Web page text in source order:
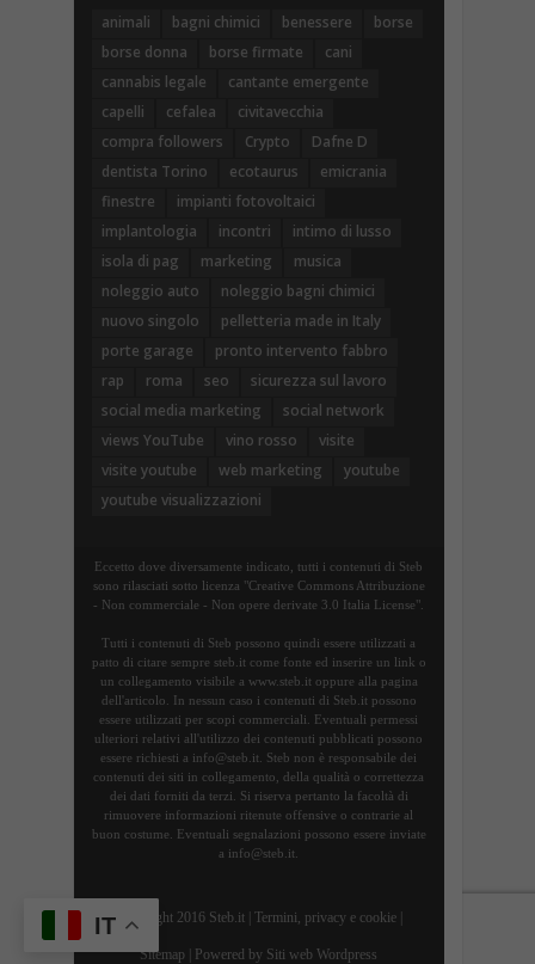
animali bagni chimici benessere
borse
borse donna
borse firmate
cani
cannabis legale
cantante emergente
capelli
cefalea
civitavecchia
compra followers
Crypto
Dafne D
dentista Torino
ecotaurus
emicrania
finestre
impianti fotovoltaici
implantologia
incontri
intimo di lusso
isola di pag
marketing
musica
noleggio auto
noleggio bagni chimici
nuovo singolo
pelletteria made in Italy
porte garage
pronto intervento fabbro
rap
roma seo
sicurezza sul lavoro
social media marketing
social network
views YouTube
vino rosso
visite
visite youtube
web marketing
youtube
youtube visualizzazioni
Eccetto dove diversamente indicato, tutti i contenuti di Steb
sono rilasciati sotto licenza "Creative Commons Attribuzione
- Non commerciale - Non opere derivate 3.0 Italia License".
Tutti i contenuti di Steb possono quindi essere utilizzati a
patto di citare sempre steb.it come fonte ed inserire un link o
un collegamento visibile a www.steb.it oppure alla pagina
dell'articolo. In nessun caso i contenuti di Steb.it possono
essere utilizzati per scopi commerciali. Eventuali permessi
ulteriori relativi all'utilizzo dei contenuti pubblicati possono
essere richiesti a info@steb.it. Steb non è responsabile dei
contenuti dei siti in collegamento, della qualità o correttezza
dei dati forniti da terzi. Si riserva pertanto la facoltà di
rimuovere informazioni ritenute offensive o contrarie al
buon costume. Eventuali segnalazioni possono essere inviate
a info@steb.it.
Copyright 2016 Steb.it | Termini, privacy e cookie|
Sitemap | Powered by Siti web Wordpress
IT